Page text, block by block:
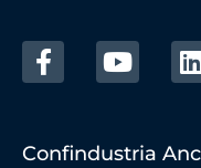
Confindustria